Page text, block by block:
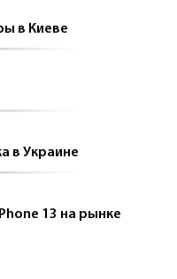
в Киеве
в Украине
13 на рынке